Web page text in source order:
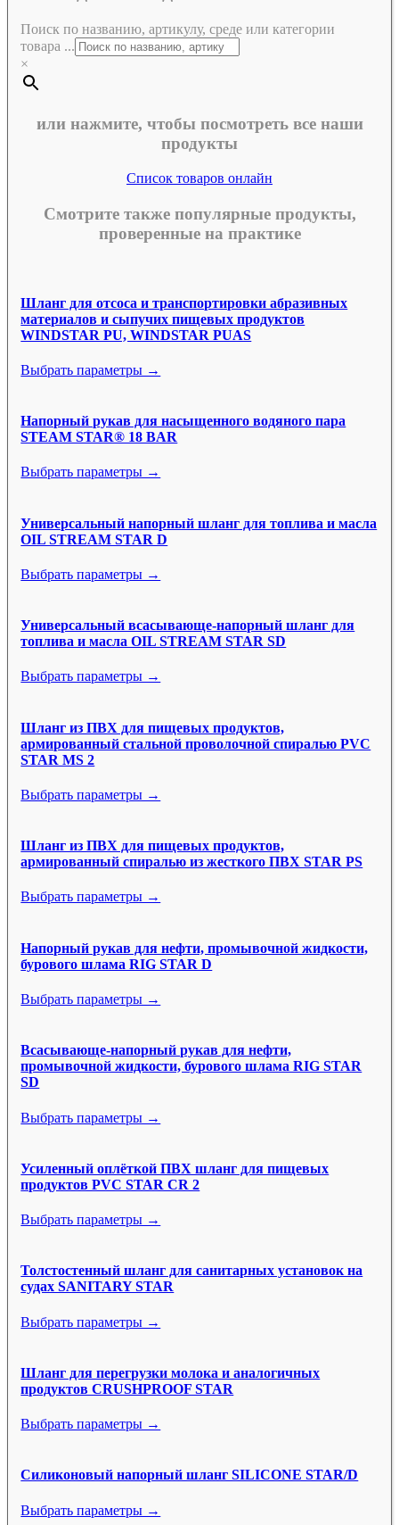
Поиск по названию, артикулу, среде или категории
товара ...
×
или нажмите, чтобы посмотреть все наши
продукты
Список товаров онлайн
Смотрите также популярные продукты,
проверенные на практике
Шланг для отсоса и транспортировки абразивных
материалов и сыпучих пищевых продуктов
WINDSTAR PU, WINDSTAR PUAS
Выбрать параметры →
Напорный рукав для насыщенного водяного пара
STEAM STAR® 18 BAR
Выбрать параметры →
Универсальный напорный шланг для топлива и масла
OIL STREAM STAR D
Выбрать параметры →
Универсальный всасывающе-напорный шланг для
топлива и масла OIL STREAM STAR SD
Выбрать параметры →
Шланг из ПВХ для пищевых продуктов,
армированный стальной проволочной спиралью PVC
STAR MS 2
Выбрать параметры →
Шланг из ПВХ для пищевых продуктов,
армированный спиралью из жесткого ПВХ STAR PS
Выбрать параметры →
Напорный рукав для нефти, промывочной жидкости,
бурового шлама RIG STAR D
Выбрать параметры →
Всасывающе-напорный рукав для нефти,
промывочной жидкости, бурового шлама RIG STAR
SD
Выбрать параметры →
Усиленный оплёткой ПВХ шланг для пищевых
продуктов PVC STAR CR 2
Выбрать параметры →
Толстостенный шланг для санитарных установок на
судах SANITARY STAR
Выбрать параметры →
Шланг для перегрузки молока и аналогичных
продуктов CRUSHPROOF STAR
Выбрать параметры →
Силиконовый напорный шланг SILICONE STAR/D
Выбрать параметры →